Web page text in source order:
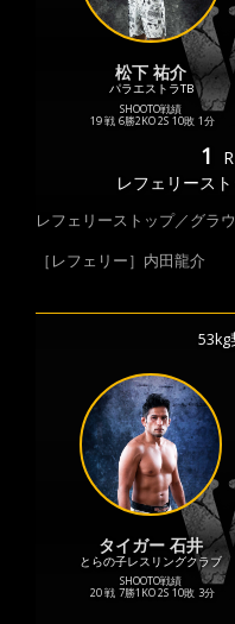
松下 祐介
パラエストラTB
SHOOTO戦績
19 戦 6勝2KO 2S 10敗 1分
1 R
レフェリース
レフェリーストップ／グラ
［レフェリー］内田龍介
53kg
タイガー 石井
とらの子レスリングクラブ
SHOOTO戦績
20 戦 7勝1KO 2S 10敗 3分